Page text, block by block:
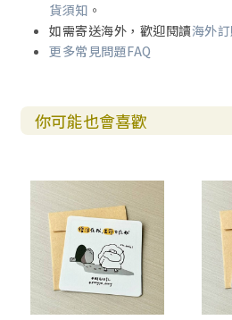
貨須知 。
如需寄送海外，歡迎閱讀海外
更多常見問題FAQ
你可能也會喜歡